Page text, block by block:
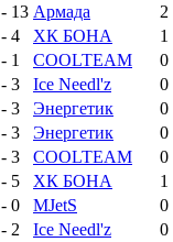
- 13 Армада 2
- 4 ХК БОНА 1
- 1 COOLTEAM 0
- 3 Ice Needl'z 0
- 3 Энергетик 0
- 3 Энергетик 0
- 3 COOLTEAM 0
- 5 ХК БОНА 1
- 0 MJetS 0
- 2 Ice Needl'z 0